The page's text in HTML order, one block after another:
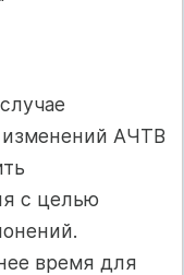
изме­нений АЧТВ
с целью
время для